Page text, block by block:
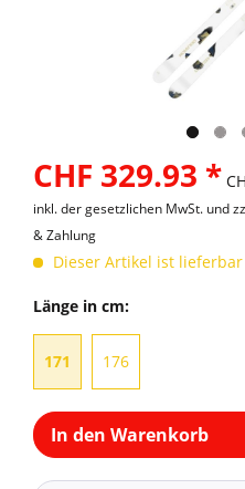
CHF 329.93 *
inkl. der gesetzlichen MwSt. und
& Zahlung
Dieser Artikel ist
Länge in cm:
171 176
In den Warenkorb